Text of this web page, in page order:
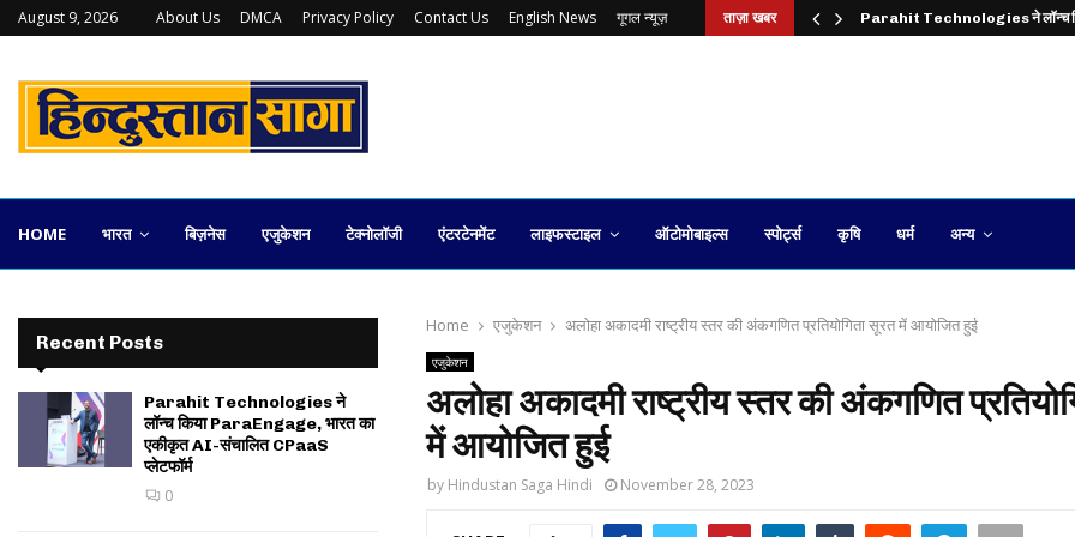
August 9, 2026 About Us DMCA Privacy Policy Contact Us English News गूगल न्यूज़ ताज़ा खबर
युवराज पराशर की ‘गुड़हल’ अब प्रमुख OTT… Parahit Technologies ने लॉन्च
HOME भारत बिज़नेस एजुकेशन टेक्नोलॉजी एंटरटेनमेंट लाइफस्टाइल ऑटोमोबाइल्स स्पोर्ट्स कृषि धर्म अन्य
Home एजुकेशन अलोहा अकादमी राष्ट्रीय स्तर की अंकगणित प्रतियोगिता सूरत में आयोजित हुई
एजुकेशन
अलोहा अकादमी राष्ट्रीय स्तर की अंकगणित
में आयोजित हुई
by Hindustan Saga Hindi November 28, 2023
Recent Posts
Parahit Technologies ने
लॉन्च किया ParaEngage, भारत का
एकीकृत AI-संचालित CPaaS
प्लेटफॉर्म
0